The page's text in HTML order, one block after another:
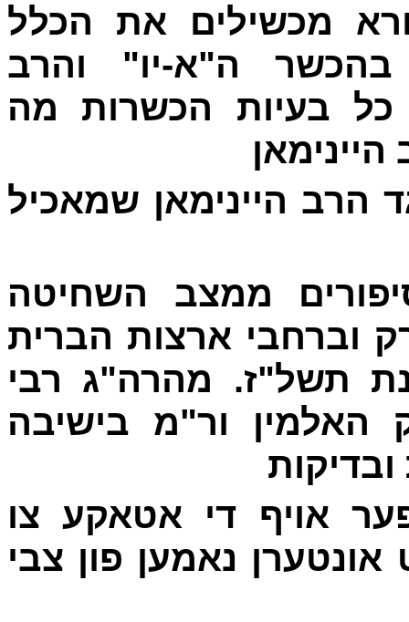
מכשילים את הכלל
בהכשר ה"א-יו" והרב
כל בעיות הכשרות מה
הרב היינימאן שמאכיל
ממצב השחיטה
וברחבי ארצות הברית
תשל"ז. מהרה"ג רבי
האלמין ור"מ בישיבה
אויף די אטאקע צו
נאמען פון צבי